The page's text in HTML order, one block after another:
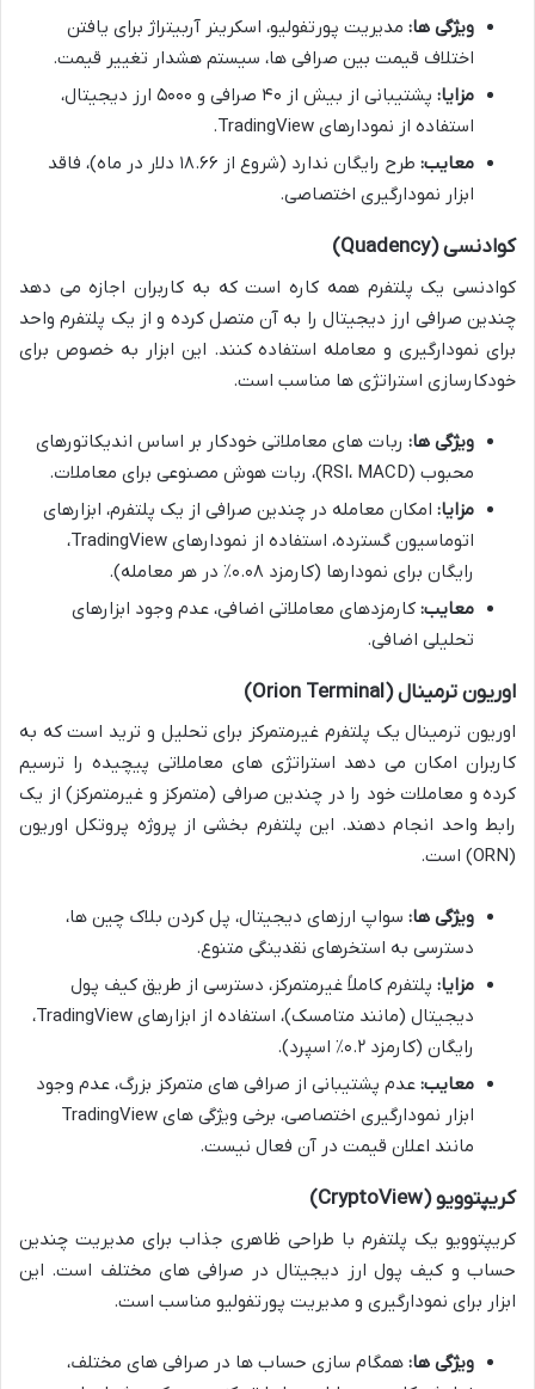
ویژگی ها: مدیریت پورتفولیو، اسکرینر آربیتراژ برای یافتن
اختلاف قیمت بین صرافی ها، سیستم هشدار تغییر قیمت.
مزایا:
پشتیبانی از بیش از ۴۰ صرافی و ۵۰۰۰ ارز دیجیتال،
استفاده از نمودارهای TradingView.
معایب:
طرح رایگان ندارد (شروع از ۱۸.۶۶ دلار در ماه)، فاقد
ابزار نمودارگیری اختصاصی.
کوادنسی (Quadency)
کوادنسی یک پلتفرم همه کاره است که به کاربران اجازه می دهد
چندین صرافی ارز دیجیتال را به آن متصل کرده و از یک پلتفرم واحد
برای نمودارگیری و معامله استفاده کنند. این ابزار به خصوص برای
خودکارسازی استراتژی ها مناسب است.
ویژگی ها: ربات های معاملاتی خودکار بر اساس اندیکاتورهای
محبوب (RSI، MACD)، ربات هوش مصنوعی برای معاملات.
مزایا: امکان معامله در چندین صرافی از یک پلتفرم، ابزارهای
اتوماسیون گسترده، استفاده از نمودارهای TradingView،
رایگان برای نمودارها (کارمزد ۰.۰۸٪ در هر معامله).
معایب: کارمزدهای معاملاتی اضافی، عدم وجود ابزارهای
تحلیلی اضافی.
اوریون ترمینال (Orion Terminal)
اوریون ترمینال یک پلتفرم غیرمتمرکز برای تحلیل و ترید است که به
کاربران امکان می دهد استراتژی های معاملاتی پیچیده را ترسیم
کرده و معاملات خود را در چندین صرافی (متمرکز و غیرمتمرکز) از یک
رابط واحد انجام دهند. این پلتفرم بخشی از پروژه پروتکل اوریون
(ORN) است.
ویژگی ها: سواپ ارزهای دیجیتال، پل کردن بلاک چین ها،
دسترسی به استخرهای نقدینگی متنوع.
مزایا: پلتفرم کاملاً غیرمتمرکز، دسترسی از طریق کیف پول
دیجیتال (مانند متامسک)، استفاده از ابزارهای TradingView،
رایگان (کارمزد ۰.۲٪ اسپرد).
معایب: عدم پشتیبانی از صرافی های متمرکز بزرگ، عدم وجود
ابزار نمودارگیری اختصاصی، برخی ویژگی های TradingView
مانند اعلان قیمت در آن فعال نیست.
کریپتوویو (CryptoView)
کریپتوویو یک پلتفرم با طراحی ظاهری جذاب برای مدیریت چندین
حساب و کیف پول ارز دیجیتال در صرافی های مختلف است. این
ابزار برای نمودارگیری و مدیریت پورتفولیو مناسب است.
ویژگی ها: همگام سازی حساب ها در صرافی های مختلف،